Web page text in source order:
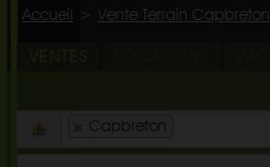
Accueil Vente Terrain Capbreton
Capbreton